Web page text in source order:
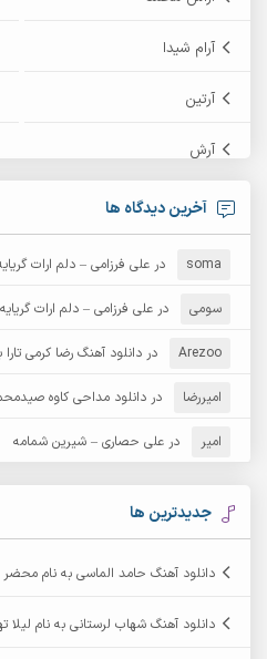
آرام شیدا
آرتین
آرش
آرش امامی
آرش دی جی 2
آرش عثمان
آرش مبهم
آرش مهرابی
آرشام
آرکاداش
آخرین دیدگاه ها
soma در علی فرزامی – دلم ارات
سومی در علی فرزامی – دلم ارات گریایه
Arezoo در دانلود آهنگ رضا کرمی تارا
امیررضا در دانلود مداحی کاوه
امیر در علی حصاری – شیرین شمامه
جدیدترین ها
دانلود آهنگ حامد الماسی به نام محضر
دانلود آهنگ شهاب لرستانی به نام لیلا